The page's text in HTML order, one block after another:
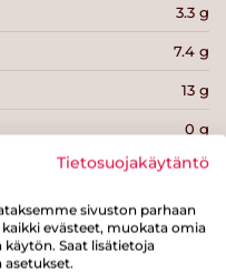
3.3 g
7.4 g
13 g
0 g
tuote
Tietosuojakäytäntö
sivuston parhaan
evästeet, muokata omia
käytön. Saat lisätietoja